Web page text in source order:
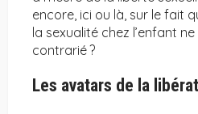
encore, ici ou là, sur le fait
la sexualité chez l’enfant
contrarié ?
Les avatars de la